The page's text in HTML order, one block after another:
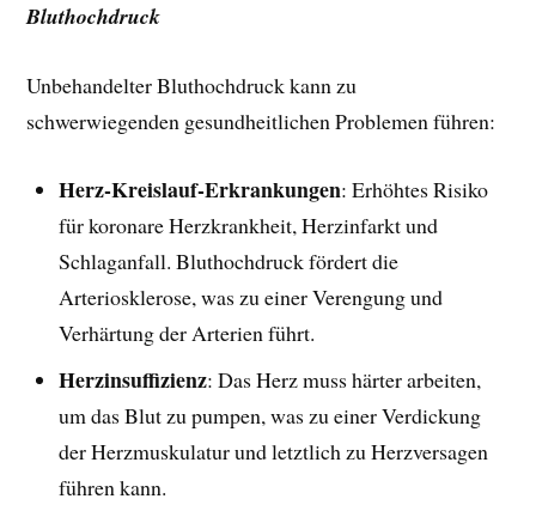
Bluthochdruck
Unbehandelter Bluthochdruck kann zu
schwerwiegenden gesundheitlichen Problemen führen:
Herz-Kreislauf-Erkrankungen: Erhöhtes Risiko
für koronare Herzkrankheit, Herzinfarkt und
Schlaganfall. Bluthochdruck fördert die
Arteriosklerose, was zu einer Verengung und
Verhärtung der Arterien führt.
Herzinsuffizienz: Das Herz muss härter arbeiten,
um das Blut zu pumpen, was zu einer Verdickung
der Herzmuskulatur und letztlich zu Herzversagen
führen kann.